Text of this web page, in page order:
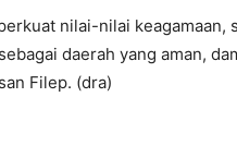
nilai-nilai keagamaan,
daerah yang aman,
Filep. (dra)